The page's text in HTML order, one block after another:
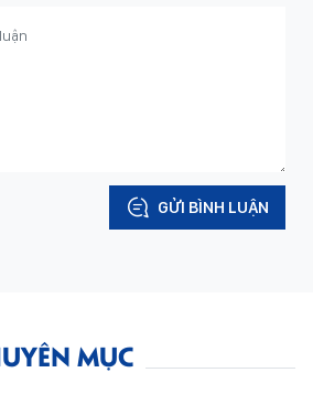
GỬI BÌNH LUẬN
MỤC